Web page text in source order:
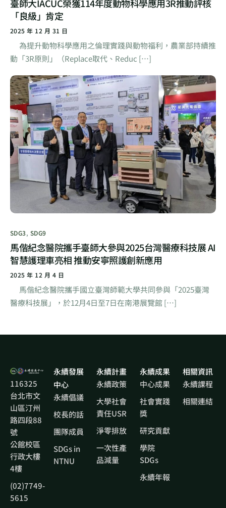
臺師大IACUC榮獲114年度動物科學應用3R推動評核
「良級」肯定
2025 年 12 月 31 日
為提升動物科學應用之倫理實踐與動物福利，農業部持續推
動「3R原則」（Replace取代、Reduc […]
SDG3, SDG9
馬偕紀念醫院攜手臺師大參與2025台灣醫療科技展 AI
智慧護理車亮相 推動安寧照護創新應用
2025 年 12 月 4 日
馬偕紀念醫院攜手國立臺灣師範大學共同參與「2025臺灣
醫療科技展」，於12月4日至7日在南港展覽館 […]
116325
台北市文
山區汀州
路四段88
號
公館校區
行政大樓
4樓
(02)7749-
5615
永續發展
中心
永續倡議
校長的話
團隊成員
SDGs in
NTNU
永續計畫
永續政策
大學社會
責任USR
淨零排放
一次性產
品減量
永續成果
中心成果
社會實踐
獎
研究貢獻
學院
SDGs
永續年報
相關資訊
永續課程
相關連結